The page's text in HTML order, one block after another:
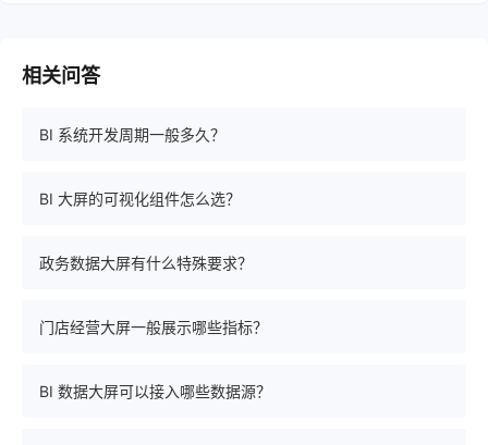
相关问答
BI 系统开发周期一般多久？
BI 大屏的可视化组件怎么选？
政务数据大屏有什么特殊要求？
门店经营大屏一般展示哪些指标？
BI 数据大屏可以接入哪些数据源？